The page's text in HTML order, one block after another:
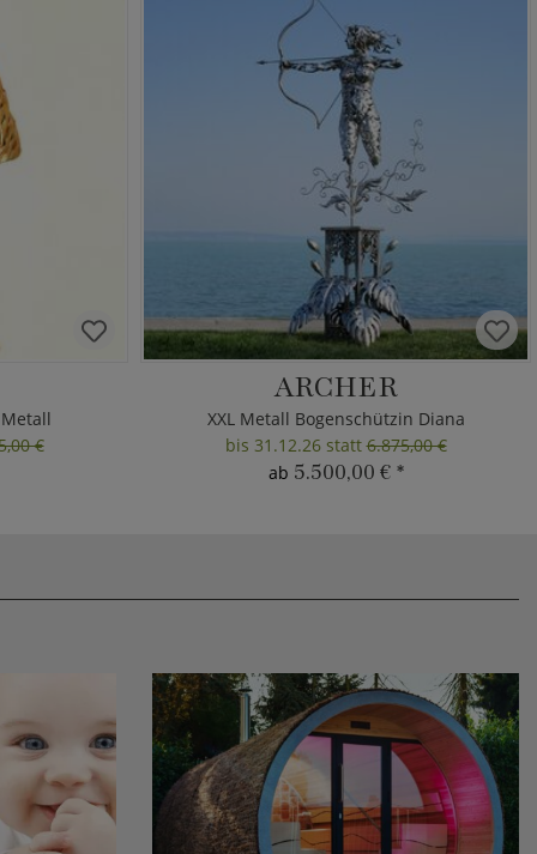
€
ARCHER
XXL Metall Bogenschützin Diana
bis 31.12.26 statt6.875,00 €
ab 5.500,00 € *